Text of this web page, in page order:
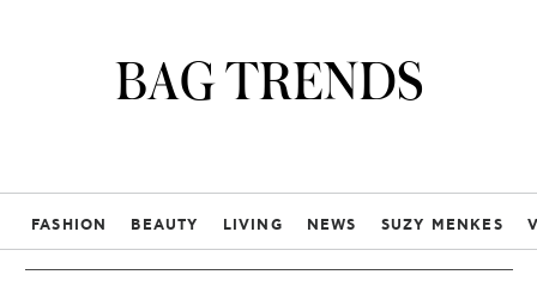
BAG TRENDS
FASHION BEAUTY LIVING NEWS SUZY MENKES